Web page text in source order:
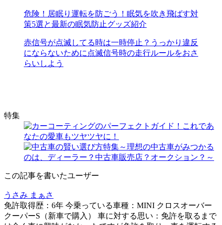
危険！居眠り運転を防ごう！眠気を吹き飛ばす対
策5選と最新の眠気防止グッズ紹介
赤信号が点滅してる時は一時停止？うっかり違反
にならないために点滅信号時の走行ルールをおさ
らいしよう
特集
この記事を書いたユーザー
うさみ まぁさ
免許取得歴：6年 今乗っている車種：MINI クロスオーバー
クーパーS（新車で購入） 車に対する思い：免許を取るまで